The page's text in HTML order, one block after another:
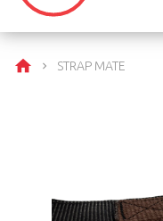
STRAP MATE